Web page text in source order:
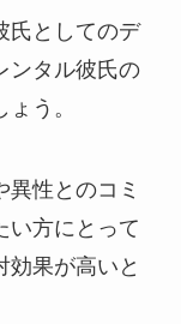
氏としてのデ
ンタル彼氏の
う。
性とのコミ
い方にとって
効果が高いと